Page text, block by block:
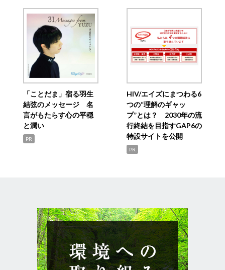
「ことだま」宿る羽生
結弦のメッセージ 名
言がもたらす心の平穏
と潤い
PR
HIV/エイズにまつわる6
つの“理解のギャッ
プ”とは？ 2030年の流
行終結を目指すGAP6の
特設サイトを公開
PR